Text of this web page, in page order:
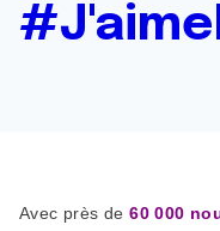
Avec près de60 000